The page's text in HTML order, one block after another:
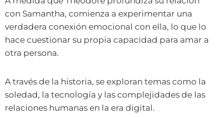
con Samantha, comienza a experimentar una
verdadera conexión emocional con ella, lo que lo
hace cuestionar su propia capacidad para amar a
otra persona.
A través de la historia, se exploran temas como la
soledad, la tecnología y las complejidades de las
relaciones humanas en la era digital.